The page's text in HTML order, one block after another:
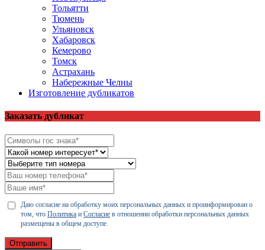
Тольятти
Тюмень
Ульяновск
Хабаровск
Кемерово
Томск
Астрахань
Набережные Челны
Изготовление дубликатов
Заказать дубликат
Даю согласие на обработку моих персональных данных и проинформирован о
том, что Политика и Согласие в отношении обработки персональных данных
размещены в общем доступе.
Отправить